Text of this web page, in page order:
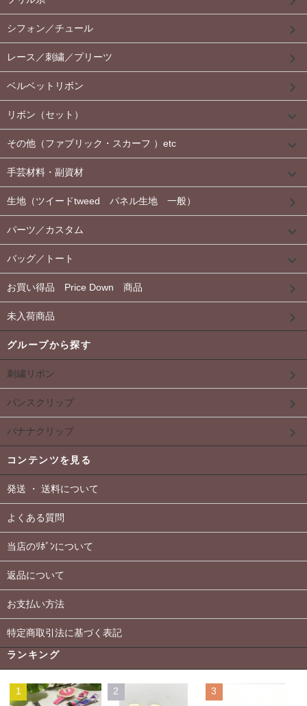
シフォン／チュール
レース／刺繍／プリーツ
ベルベットリボン
リボン（セット）
その他（ファブリック・スカーフ ）etc
手芸材料・副資材
生地（ツイードtweed パネル生地 一般）
パーツ／カスタム
バッグ／トート
お買い得品 Price Down 商品
未入荷商品
グループから探す
刺繍リボン
バンスクリップ
バナナクリップ
コンテンツを見る
発送 ・ 送料について
よくある質問
当店のﾘﾎﾞﾝについて
返品について
お支払い方法
特定商取引法に基づく表記
ランキング
1 2 3